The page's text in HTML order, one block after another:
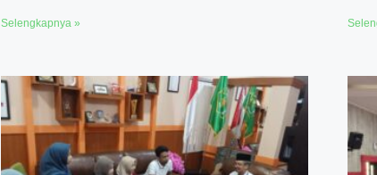
Selengkapnya »